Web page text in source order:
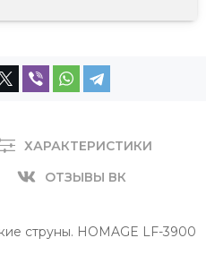
ХАРАКТЕРИСТИКИ
ОТЗЫВЫ ВК
струны. HOMAGE LF-3900